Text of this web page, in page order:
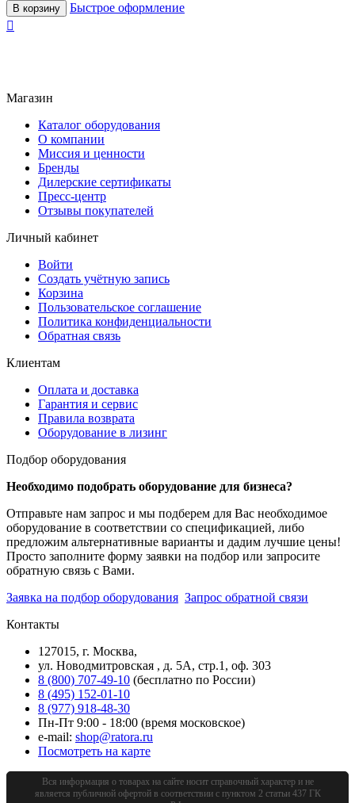
В корзину
Быстрое оформление

Магазин
Каталог оборудования
О компании
Миссия и ценности
Бренды
Дилерские сертификаты
Пресс-центр
Отзывы покупателей
Личный кабинет
Войти
Создать учётную запись
Корзина
Пользовательское соглашение
Политика конфиденциальности
Обратная связь
Клиентам
Оплата и доставка
Гарантия и сервис
Правила возврата
Оборудование в лизинг
Подбор оборудования
Необходимо подобрать оборудование для бизнеса?
Отправьте нам запрос и мы подберем для Вас необходимое
оборудование в соответствии со спецификацией, либо
предложим альтернативные варианты и дадим лучшие цены!
Просто заполните форму заявки на подбор или запросите
обратную связь с Вами.
Заявка на подбор оборудования Запрос обратной связи
Контакты
127015, г. Москва,
ул. Новодмитровская , д. 5А, стр.1, оф. 303
8 (800) 707-49-10 (бесплатно по России)
8 (495) 152-01-10
8 (977) 918-48-30
Пн-Пт 9:00 - 18:00 (время московское)
e-mail: shop@ratora.ru
Посмотреть на карте
Вся информация о товарах на сайте носит справочный характер и не
является публичной офертой в соответствии с пунктом 2 статьи 437 ГК